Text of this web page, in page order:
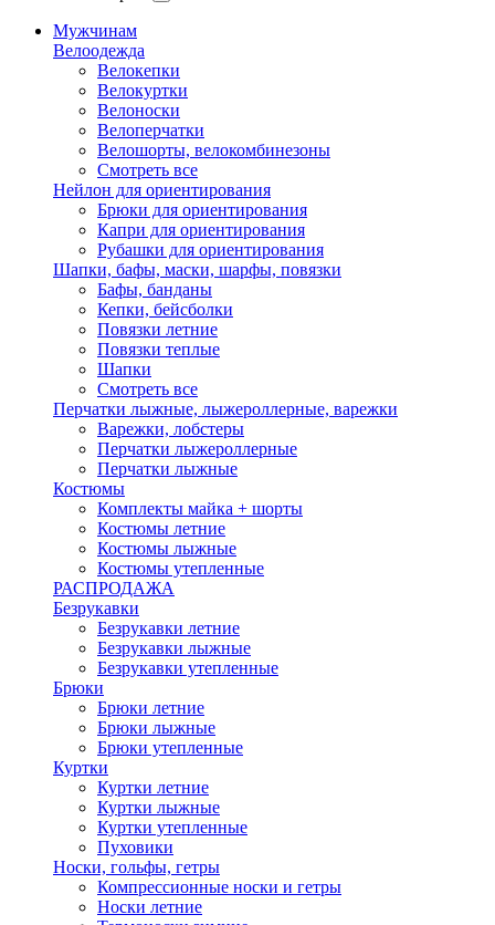
Мужчинам
Велоодежда
Велокепки
Велокуртки
Велоноски
Велоперчатки
Велошорты, велокомбинезоны
Смотреть все
Нейлон для ориентирования
Брюки для ориентирования
Капри для ориентирования
Рубашки для ориентирования
Шапки, бафы, маски, шарфы, повязки
Бафы, банданы
Кепки, бейсболки
Повязки летние
Повязки теплые
Шапки
Смотреть все
Перчатки лыжные, лыжероллерные, варежки
Варежки, лобстеры
Перчатки лыжероллерные
Перчатки лыжные
Костюмы
Комплекты майка + шорты
Костюмы летние
Костюмы лыжные
Костюмы утепленные
РАСПРОДАЖА
Безрукавки
Безрукавки летние
Безрукавки лыжные
Безрукавки утепленные
Брюки
Брюки летние
Брюки лыжные
Брюки утепленные
Куртки
Куртки летние
Куртки лыжные
Куртки утепленные
Пуховики
Носки, гольфы, гетры
Компрессионные носки и гетры
Носки летние